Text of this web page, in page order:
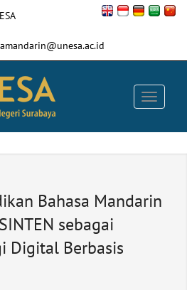
Bahasa Mandarin
sebagai
Digital Berbasis